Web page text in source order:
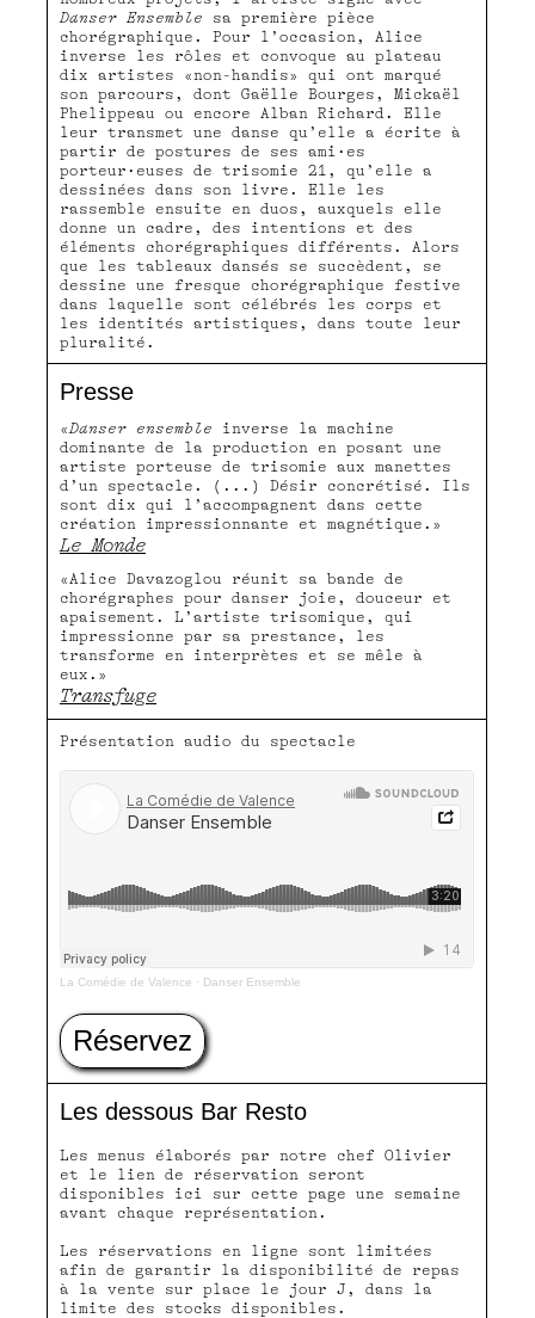
Danser Ensemble sa première pièce
chorégraphique. Pour l’occasion, Alice
inverse les rôles et convoque au plateau
dix artistes «non-handis» qui ont marqué
son parcours, dont Gaëlle Bourges, Mickaël
Phelippeau ou encore Alban Richard. Elle
leur transmet une danse qu’elle a écrite à
partir de postures de ses ami·es
porteur·euses de trisomie 21, qu’elle a
dessinées dans son livre. Elle les
rassemble ensuite en duos, auxquels elle
donne un cadre, des intentions et des
éléments chorégraphiques différents. Alors
que les tableaux dansés se succèdent, se
dessine une fresque chorégraphique festive
dans laquelle sont célébrés les corps et
les identités artistiques, dans toute leur
pluralité.
Presse
«Danser ensemble inverse la machine
dominante de la production en posant une
artiste porteuse de trisomie aux manettes
d’un spectacle. (...) Désir concrétisé. Ils
sont dix qui l’accompagnent dans cette
création impressionnante et magnétique.»
Le Monde
«Alice Davazoglou réunit sa bande de
chorégraphes pour danser joie, douceur et
apaisement. L’artiste trisomique, qui
impressionne par sa prestance, les
transforme en interprètes et se mêle à
eux.»
Transfuge
Présentation audio du spectacle
La Comédie de Valence · Danser Ensemble
Réservez
Les dessous Bar Resto
Les menus élaborés par notre chef Olivier
et le lien de réservation seront
disponibles ici sur cette page une semaine
avant chaque représentation.
Les réservations en ligne sont limitées
afin de garantir la disponibilité de repas
à la vente sur place le jour J, dans la
limite des stocks disponibles.